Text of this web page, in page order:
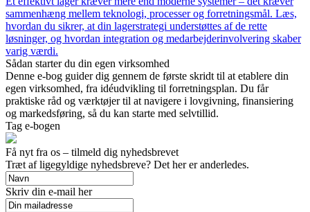
sammenhæng mellem teknologi, processer og forretningsmål. Læs,
hvordan du sikrer, at din lagerstrategi understøttes af de rette
løsninger, og hvordan integration og medarbejderinvolvering skaber
varig værdi.
Sådan starter du din egen virksomhed
Denne e-bog guider dig gennem de første skridt til at etablere din
egen virksomhed, fra idéudvikling til forretningsplan. Du får
praktiske råd og værktøjer til at navigere i lovgivning, finansiering
og markedsføring, så du kan starte med selvtillid.
Tag e-bogen
Få nyt fra os – tilmeld dig nyhedsbrevet
Træt af ligegyldige nyhedsbreve? Det her er anderledes.
Skriv din e-mail her